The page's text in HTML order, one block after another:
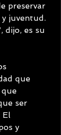
preservar
juventud.
dijo, es su
que
que
ser
El
y